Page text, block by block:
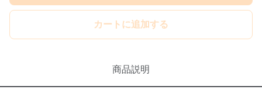
カートに追加する
商品説明